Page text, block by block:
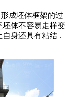
成坯体框架的过
坯体不容易走样变
身还具有粘结 .